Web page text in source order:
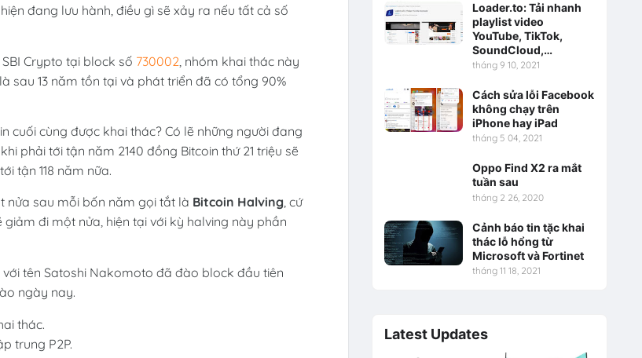
đang lưu hành, điều gì sẽ xảy ra nếu tất cả số
Crypto tại block số 730002 , nhóm khai thác này
sau 13 năm tồn tại và phát triển đã có tổng 90%
cuối cùng được khai thác? Có lẽ những người đang
phải tới tận năm 2140 đồng Bitcoin thứ 21 triệu sẽ
tận 118 năm nữa.
nửa sau mỗi bốn năm gọi tắt là Bitcoin Halving, cứ
đi một nửa, hiện tại với kỳ halving này phần
tên Satoshi Nakomoto đã đào block đầu tiên
ngày nay.
trung P2P.
Loader.to: Tải nhanh
playlist video
YouTube, TikTok,
SoundCloud,…
tháng 9 10, 2021
Cách sửa lỗi Facebook
không chạy trên
iPhone hay iPad
tháng 5 04, 2021
Oppo Find X2 ra mắt
tuần sau
tháng 2 26, 2020
Cảnh báo tin tặc khai
thác lỗ hổng từ
Microsoft và Fortinet
tháng 11 18, 2021
Latest Updates